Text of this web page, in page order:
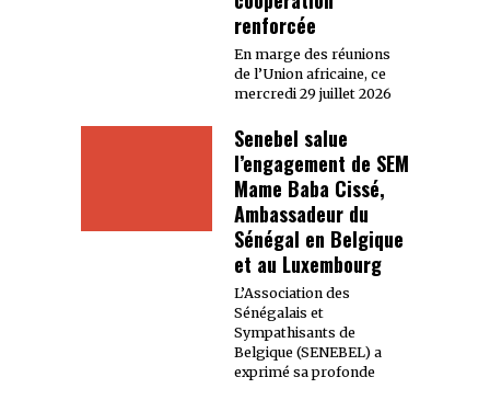
renforcée
En marge des réunions
de l’Union africaine, ce
mercredi 29 juillet 2026
Senebel salue
l’engagement de SEM
Mame Baba Cissé,
Ambassadeur du
Sénégal en Belgique
et au Luxembourg
L’Association des
Sénégalais et
Sympathisants de
Belgique (SENEBEL) a
exprimé sa profonde